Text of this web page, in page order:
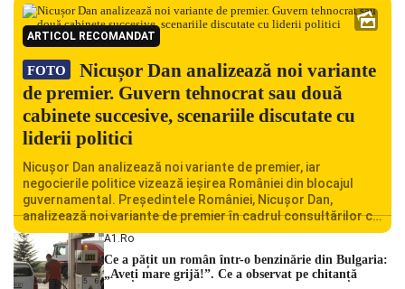
ARTICOL RECOMANDAT
FOTO
Nicușor Dan analizează noi variante
de premier. Guvern tehnocrat sau două
cabinete succesive, scenariile discutate cu
liderii politici
Nicușor Dan analizează noi variante de premier, iar
negocierile politice vizează ieșirea României din blocajul
guvernamental. Președintele României, Nicușor Dan,
analizează noi variante de premier în cadrul consultărilor cu
liderii politici. Ciprian Ciucu vorbește despre scenariul unui
guvern tehnocrat și despre posibilitatea a două cabinete
succesive. Nicușor Dan analizează noi variante de premier
România traversează […]
A1.ro
Ce a pățit un român într-o benzinărie din Bulgaria:
„Aveți mare grijă!”. Ce a observat pe chitanță